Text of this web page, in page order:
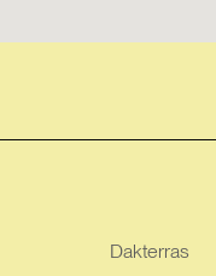
Dakterras